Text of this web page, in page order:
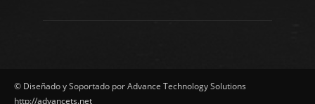
© Diseñado y Soportado por Advance Technology Solutions
http://advancets.net